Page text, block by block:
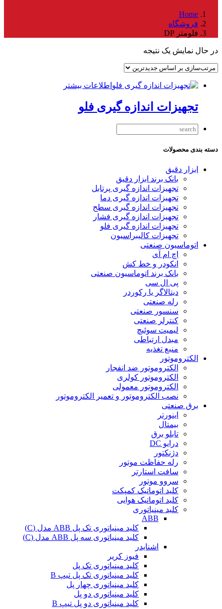
Home
فروشگاه
فلومتر DP
در حال نمایش یک نتیجه
اطلاعات بیشتر
تجهیزات اندازه گیری فلو
دسته بندی محصولات
ابزار دقیق
بانک برند ابزار دقیق
تجهیزات اندازه گیری پرتابل
تجهیزات اندازه گیری دما
تجهیزات اندازه گیری سطح
تجهیزات اندازه گیری فشار
تجهیزات اندازه گیری فلو
تجهیزات کالیبراسیون
اتوماسیون صنعتی
اچ ام آی
انکودر و خط کش
بانک برند اتوماسیون صنعتی
پی ال سی
دیتالاگر یا رکوردر
رله صنعتی
سنسور صنعتی
کنترلر صنعتی
لیمیت سوئیچ
مبدل ارتباطی
منبع تغذیه
الکتروموتور
الکتروموتور ضد انفجار
الکتروموتور کولری
الکتروموتور معمولی
نصب الکتروموتور و تعمیر الکتروموتور
برق صنعتی
اینورتر
بیمتال
تابلو برق
درایو DC
دژنکتور
رله حفاظت موتور
سافت استارتر
سروو موتور
کلید اتوماتیک کمپکت
کلید اتوماتیک هوایی
کلید مینیاتوری
ABB
کلید مینیاتوری تک پل ABB مدل (C)
کلید مینیاتوری سه پل ABB مدل (C)
اشنایدر
فیوز کریر
کلید مینیاتوری تک پل
کلید مینیاتوری تک پل تیپ B
کلید مینیاتوری چهار پل
کلید مینیاتوری دو پل
کلید مینیاتوری دو پل تیپ B